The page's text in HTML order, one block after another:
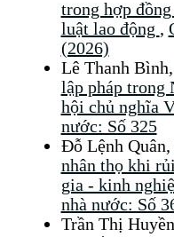
trong hợp
luật lao động ,
(2026)
Lê Thanh Bình,
lập pháp trong
hội chủ nghĩa
nước: Số 325
Đỗ Lệnh Quân,
nhân thọ khi
gia - kinh
nhà nước: Số
Trần Thị